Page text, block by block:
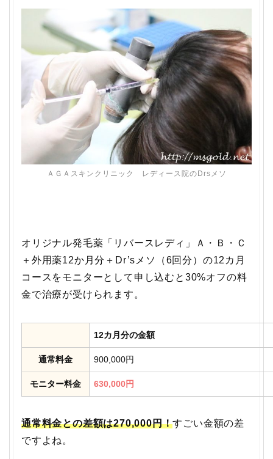
ＡＧＡスキンクリニック レディース院のDrsメソ
オリジナル発毛薬「リバースレディ」Ａ・Ｂ・Ｃ
＋外用薬12か月分＋Dr’sメソ（6回分）の12カ月
コースをモニターとして申し込むと30%オフの料
金で治療が受けられます。
12カ月分の金額
通常料金 900,000円
モニター料金 630,000円
通常料金との差額は270,000円！すごい金額の差
ですよね。